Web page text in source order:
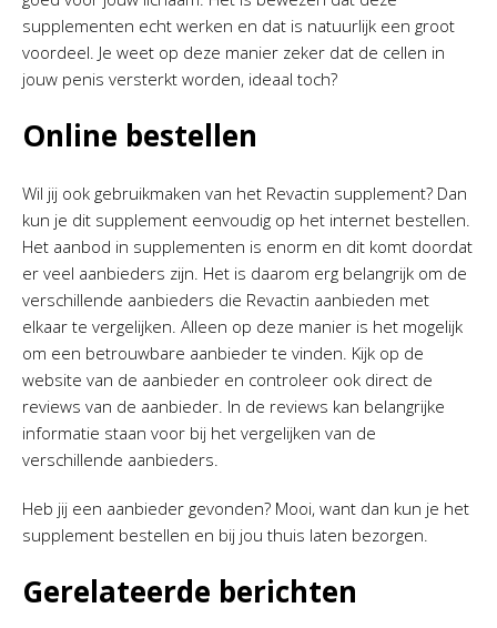
supplementen echt werken en dat is natuurlijk een groot
voordeel. Je weet op deze manier zeker dat de cellen in
jouw penis versterkt worden, ideaal toch?
Online bestellen
Wil jij ook gebruikmaken van het Revactin supplement? Dan
kun je dit supplement eenvoudig op het internet bestellen.
Het aanbod in supplementen is enorm en dit komt doordat
er veel aanbieders zijn. Het is daarom erg belangrijk om de
verschillende aanbieders die Revactin aanbieden met
elkaar te vergelijken. Alleen op deze manier is het mogelijk
om een betrouwbare aanbieder te vinden. Kijk op de
website van de aanbieder en controleer ook direct de
reviews van de aanbieder. In de reviews kan belangrijke
informatie staan voor bij het vergelijken van de
verschillende aanbieders.
Heb jij een aanbieder gevonden? Mooi, want dan kun je het
supplement bestellen en bij jou thuis laten bezorgen.
Gerelateerde berichten